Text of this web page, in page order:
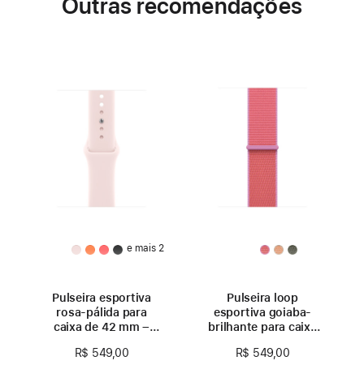
e mais 2
Pulseira esportiva
rosa-pálida para
caixa de 42 mm –
R$ 549,00
Pulseira loop
esportiva goiaba-
brilhante para caixa
R$ 549,00